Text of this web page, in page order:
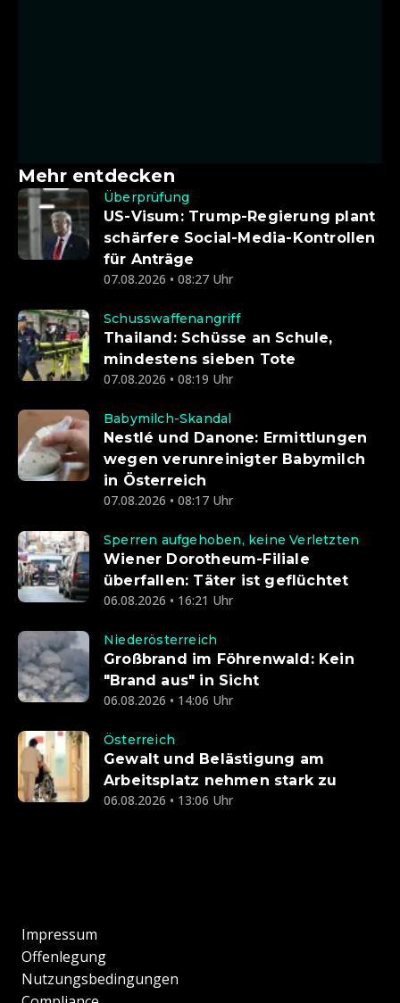
Mehr entdecken
Überprüfung
US-Visum: Trump-Regierung plant
schärfere Social-Media-Kontrollen
für Anträge
07.08.2026 • 08:27 Uhr
Schusswaffenangriff
Thailand: Schüsse an Schule,
mindestens sieben Tote
07.08.2026 • 08:19 Uhr
Babymilch-Skandal
Nestlé und Danone: Ermittlungen
wegen verunreinigter Babymilch
in Österreich
07.08.2026 • 08:17 Uhr
Sperren aufgehoben, keine Verletzten
Wiener Dorotheum-Filiale
überfallen: Täter ist geflüchtet
06.08.2026 • 16:21 Uhr
Niederösterreich
Großbrand im Föhrenwald: Kein
"Brand aus" in Sicht
06.08.2026 • 14:06 Uhr
Österreich
Gewalt und Belästigung am
Arbeitsplatz nehmen stark zu
06.08.2026 • 13:06 Uhr
Impressum
Offenlegung
Nutzungsbedingungen